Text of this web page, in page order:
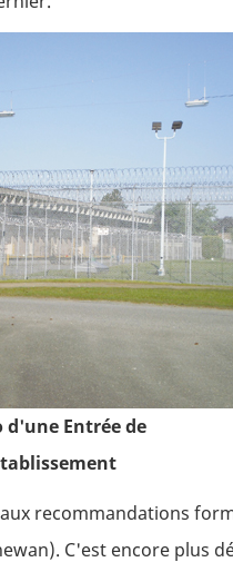
d'une Entrée de
recommandations
C'est encore plus